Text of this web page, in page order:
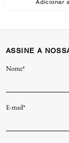
Adicionar
ASSINE A
Nome*
E-mail*